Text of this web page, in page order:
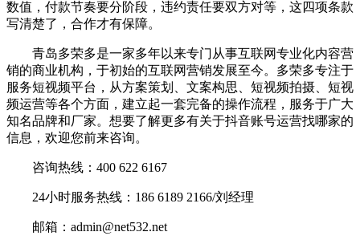
数值，付款节奏要分阶段，违约责任要双方对等，这四项条款
写清楚了，合作才有保障。
青岛多荣多是一家多年以来专门从事互联网专业化内容营
销的商业机构，于初始的互联网营销发展至今。多荣多专注于
服务短视频平台，从方案策划、文案构思、短视频拍摄、短视
频运营等各个方面，建立起一套完备的操作流程，服务于广大
知名品牌和厂家。想要了解更多有关于抖音账号运营找哪家的
信息，欢迎您前来咨询。
咨询热线：400 622 6167
24小时服务热线：186 6189 2166/刘经理
邮箱：admin@net532.net